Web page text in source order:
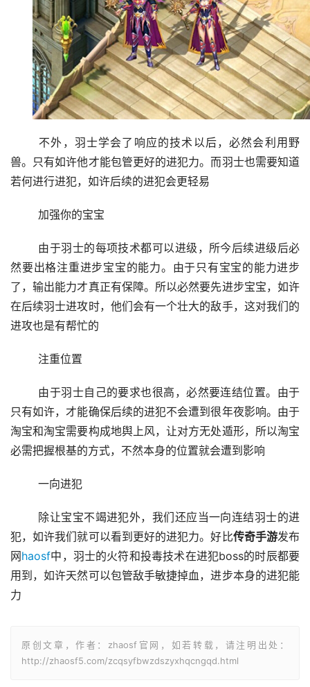
兽。只有如许他才能包管更好的进犯力。而羽士也需要知道
若何进行进犯，如许后续的进犯会更轻易
	加强你的宝宝
然要出格注重进步宝宝的能力。由于只有宝宝的能力进步
了，输出能力才真正有保障。所以必然要先进步宝宝，如许
在后续羽士进攻时，他们会有一个壮大的敌手，这对我们的
进攻也是有帮忙的
	注重位置
只有如许，才能确保后续的进犯不会遭到很年夜影响。由于
淘宝和淘宝需要构成地舆上风，让对方无处遁形，所以淘宝
必需把握根基的方式，不然本身的位置就会遭到影响
	一向进犯
犯，如许我们就可以看到更好的进犯力。好比传奇手游发布
网 haosf中，羽士的火符和投毒技术在进犯boss的时辰都要
用到，如许天然可以包管敌手敏捷掉血，进步本身的进犯能
力
原创文章，作者：zhaosf官网，如若转载，请注明出处：
http://zhaosf5.com/zcqsyfbwzdszyxhqcngqd.html